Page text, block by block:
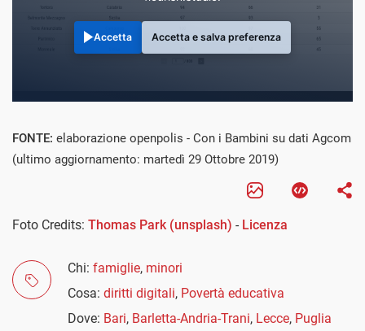
Accetta Accetta e salva preferenza
FONTE: elaborazione openpolis - Con i Bambini su dati Agcom
(ultimo aggiornamento: martedì 29 Ottobre 2019)
Foto Credits: Thomas Park (unsplash) - Licenza
Chi: famiglie, minori
Cosa: diritti digitali, Povertà educativa
Dove: Bari, Barletta-Andria-Trani, Lecce, Puglia